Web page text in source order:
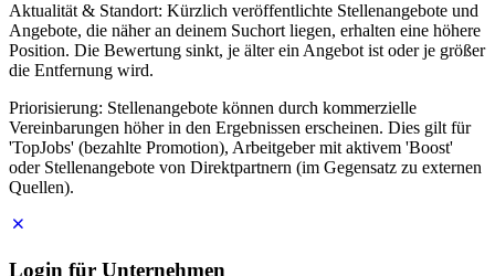
Aktualität & Standort: Kürzlich veröffentlichte Stellenangebote und
Angebote, die näher an deinem Suchort liegen, erhalten eine höhere
Position. Die Bewertung sinkt, je älter ein Angebot ist oder je größer
die Entfernung wird.
Priorisierung: Stellenangebote können durch kommerzielle
Vereinbarungen höher in den Ergebnissen erscheinen. Dies gilt für
'TopJobs' (bezahlte Promotion), Arbeitgeber mit aktivem 'Boost'
oder Stellenangebote von Direktpartnern (im Gegensatz zu externen
Quellen).
Login für Unternehmen